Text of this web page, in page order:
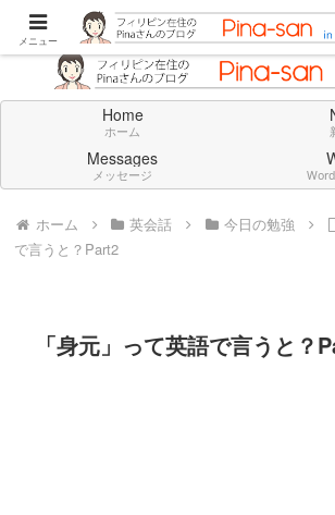
Don't think deeply. Feel always in
Home
ホーム
Messages
メッセージ
ホーム 英会話 今日の勉強
で言うと？Part2
「身元」って英語で言うと？
メニュー